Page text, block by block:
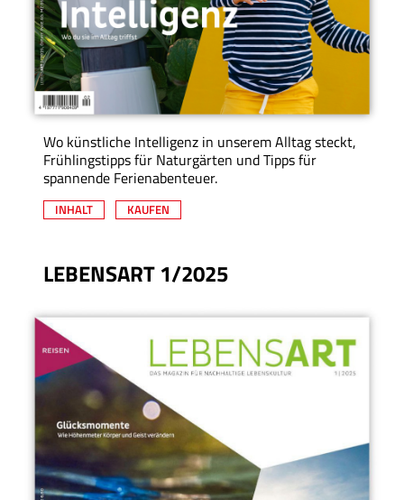
Wo künstliche Intelligenz in unserem Alltag steckt,
Frühlingstipps für Naturgärten und Tipps für
spannende Ferienabenteuer.
INHALT KAUFEN
LEBENSART 1/2025